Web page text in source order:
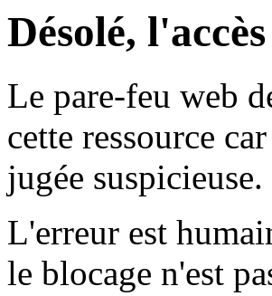
Désolé,
Le pare-feu web
cette ressource
jugée suspicieuse.
L'erreur est
le blocage n'est